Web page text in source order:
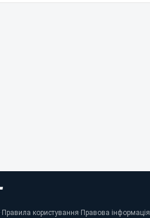
· Правила користування· Правова інформація